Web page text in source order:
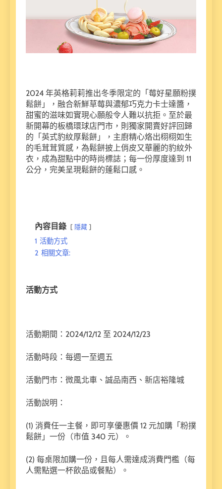
2024 年英格莉莉推出冬季限定的「莓好星願粉撲
鬆餅」，融合新鮮草莓與濃郁巧克力卡士達醬，
甜蜜的滋味如實現心願般令人難以抗拒。至於最
新開幕的板橋環球店門市，則獨家開賣好評回歸
的「英式豹紋厚鬆餅」，主廚精心烙出栩栩如生
的毛茸茸質感，為鬆餅披上俏皮又華麗的豹紋外
衣，成為甜點中的時尚標誌；每一份厚度達到 11
公分，完美呈現鬆餅的蓬鬆口感。
內容目錄 隱藏
1 活動方式
2 相關文章:
活動方式
活動期間：2024/12/12 至 2024/12/23
活動時段：每週一至週五
活動門市：微風北車、誠品南西、新店裕隆城
活動說明：
(1) 消費任一主餐，即可享優惠價 12 元加購「粉撲
鬆餅」一份（市值 340 元）。
(2) 每桌限加購一份，且每人需達成消費門檻（每
人需點選一杯飲品或餐點）。